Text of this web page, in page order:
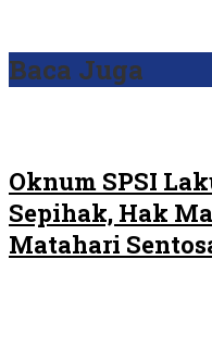
Baca Juga
Oknum SPSI
Sepihak, Hak
Matahari